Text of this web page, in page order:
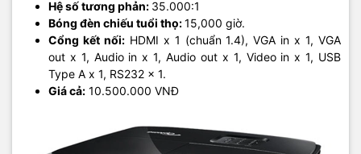
Hệ số tương phản: 35.000:1
Bóng đèn chiếu tuổi thọ:15,000 giờ.
Cổng kết nối:HDMI x 1 (chuẩn 1.4), VGA in x 1, VGA
out x 1, Audio in x 1, Audio out x 1, Video in x 1, USB
Type A x 1, RS232 x 1.
Giá cả: 10.500.000 VNĐ